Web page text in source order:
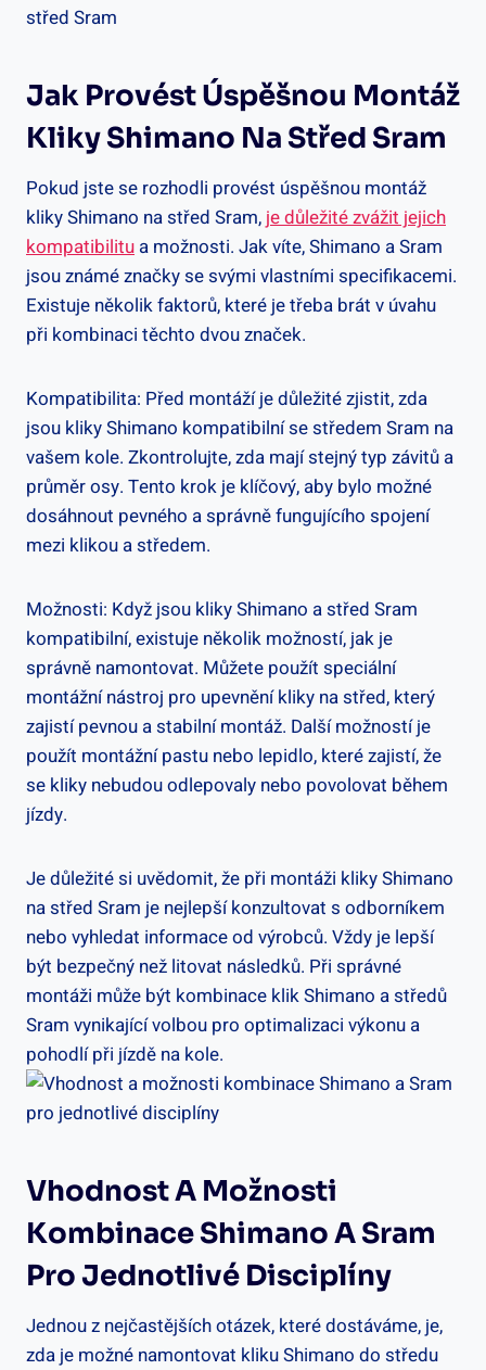
Jak Provést ⁣úspěšnou Montáž
Kliky Shimano Na Střed Sram
Pokud jste se​ rozhodli provést úspěšnou montáž⁤
kliky Shimano na střed Sram, je důležité​ zvážit jejich
kompatibilitu ​a možnosti. ‌Jak ​víte, Shimano⁢ a Sram
jsou známé značky se svými vlastními specifikacemi.
Existuje​ několik faktorů, které je třeba⁤ brát ⁢v úvahu
při‌ kombinaci ‍těchto dvou značek.
Kompatibilita: Před montáží je důležité zjistit, zda
jsou kliky Shimano kompatibilní⁣ se středem Sram na
vašem ⁤kole. Zkontrolujte, ⁢zda mají stejný typ závitů a
průměr ⁢osy. ​Tento krok ‌je klíčový, ⁢aby ⁢bylo‍ možné‍
dosáhnout pevného a správně⁤ fungujícího spojení
⁣mezi klikou a středem.
Možnosti: Když jsou⁢ kliky Shimano‍ a střed⁤ Sram
kompatibilní, existuje několik‍ možností, jak⁢ je
správně namontovat. ​Můžete⁤ použít speciální
montážní nástroj​ pro upevnění ‍kliky na střed, který
zajistí pevnou a stabilní ⁣montáž. Další možností je
použít montážní pastu ⁢nebo lepidlo, které zajistí, že
se kliky nebudou‍ odlepovaly‌ nebo ​povolovat během ​
jízdy.
Je důležité​ si uvědomit, že při montáži ‌kliky Shimano​
na střed Sram je nejlepší‌ konzultovat‍ s odborníkem
‍nebo vyhledat informace‌ od výrobců. Vždy je⁣ lepší
být bezpečný než litovat následků. Při správné
montáži může ⁣být kombinace klik Shimano⁣ a středů ​
Sram vynikající volbou pro optimalizaci výkonu a
pohodlí při⁣ jízdě na kole.
Vhodnost⁣ A Možnosti
Kombinace​ Shimano ‍a Sram
⁢pro Jednotlivé Disciplíny
Jednou‍ z nejčastějších ⁤otázek, ‍které‌ dostáváme, je,
zda je‍ možné‍ namontovat kliku Shimano⁣ do ‍středu